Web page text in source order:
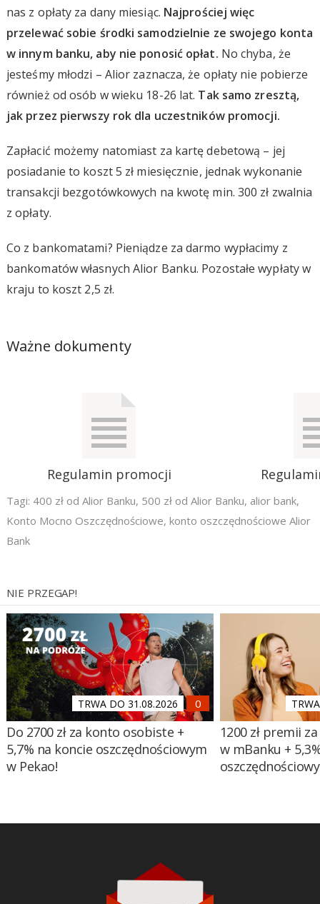
nas z opłaty za dany miesiąc. Najprościej więc
przelewać sobie środki samodzielnie ze swojego konta
w innym banku, aby nie ponosić opłat. No chyba, że
jesteśmy młodzi – Alior zaznacza, że opłaty nie pobierze
również od osób w wieku 18-26 lat. Tak samo zresztą,
jak przez pierwszy rok dla uczestników promocji.
Zapłacić możemy natomiast za kartę debetową – jej
posiadanie to koszt 5 zł miesięcznie, jednak wykonanie
transakcji bezgotówkowych na kwotę min. 300 zł zwalnia
z opłaty.
Co z bankomatami? Pieniądze za darmo wypłacimy z
bankomatów własnych Alior Banku. Pozostałe wypłaty w
kraju to koszt 2,5 zł.
Ważne dokumenty
Regulamin promocji
Tagi: 400 zł od Alior Banku, 500 zł od Alior Banku, alior bank,
Konto Mocno Oszczędnościowe, konto oszczędnościowe Alior
Bank
NIE PRZEGAP!
TRWA DO 31.08.2026
Do 2700 zł za konto osobiste +
5,7% na koncie oszczędnościowym
w Pekao!
1200 zł premii
w mBanku +